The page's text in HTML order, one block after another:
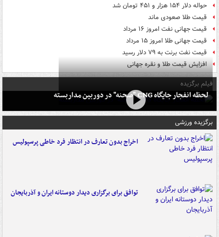
حواله دلار ۱۵۴ هزار و ۴۵۱ تومان شد
قیمت طلا صعودی ماند
قیمت جهانی نفت امروز ۱۶ مرداد
قیمت جهانی طلا امروز ۱۵ مرداد
قیمت نفت برنت به ۷۹ دلار رسید
افزایش قیمت طلا و نقره جهانی
فیلم برگزیده
لحظه انفجار جایگاه CNG "صحنه" در دوربین مداربسته
برگزیده ورزشی
اخراج بدون تعارف در انتظار فرد خاطی پرسپولیس
توافق برای برگزاری دیدار دوستانه ایران و آذربایجان